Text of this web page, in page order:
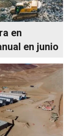
en
en junio